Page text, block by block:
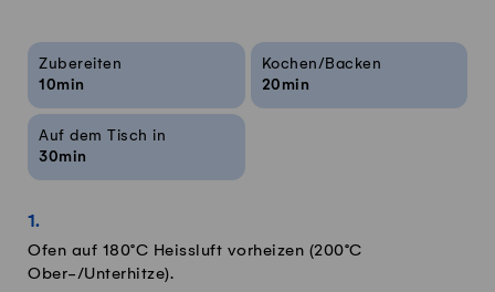
Rezeptinfos
Zubereiten
10min
Kochen/Backen
20min
Auf dem Tisch in
30min
Ofen auf 180°C Heissluft vorheizen (200°C
Ober-/Unterhitze).